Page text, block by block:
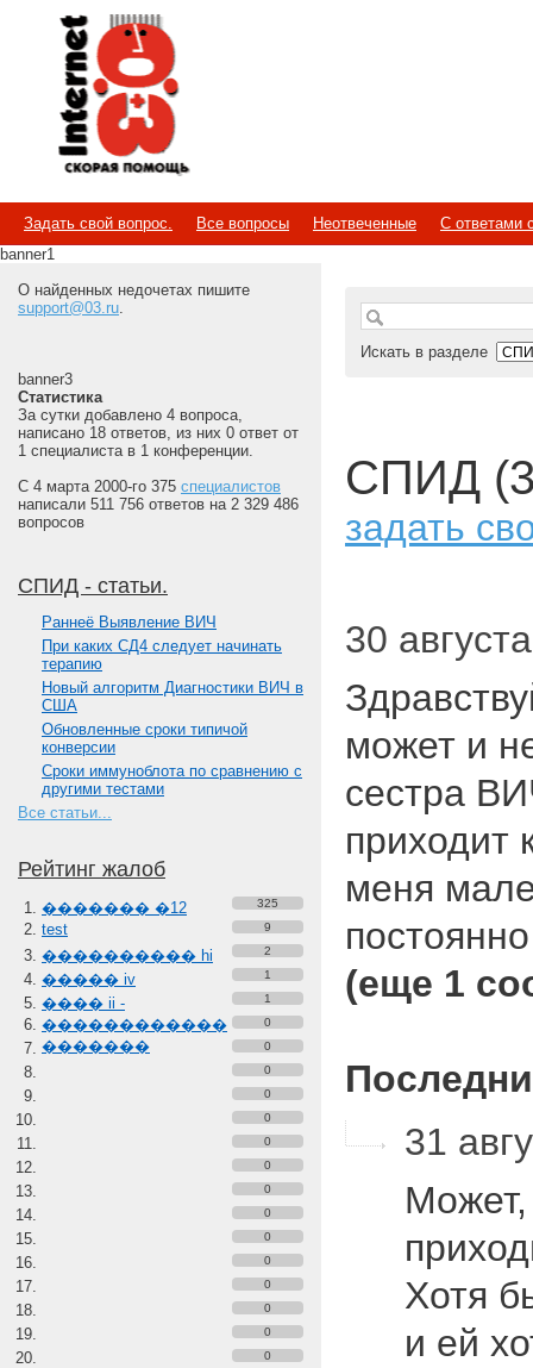
Internet
Скорая помощь
Задать свой вопрос. Все вопросы Неотвеченные
С ответами
banner1
О найденных недочетах пишите
support@03.ru.
banner3
Статистика
За сутки добавлено 4 вопроса,
написано 18 ответов, из них 0 ответ от
1 специалиста в 1 конференции.
С 4 марта 2000-го 375 специалистов
написали 511 756 ответов на 2 329 486
вопросов
СПИД - статьи.
Paннеё Выявление ВИЧ
При каких СД4 следует начинать
терапию
Новый алгоритм Диагностики ВИЧ в
США
Обновленные сроки типичой
конверсии
Сроки иммуноблота по сравнению с
другими тестами
Все статьи...
Рейтинг жалоб
������� �12 325
test 9
���������� hi 2
����� iv 1
���� ii -
������������
�������
1
0
0
0
0
0
0
0
0
0
0
0
0
0
0
0
Искать в разделе
СПИД
задать
30
может и
сестра
приходит
меня
(еще 1
31
Может,
Хотя
и ей